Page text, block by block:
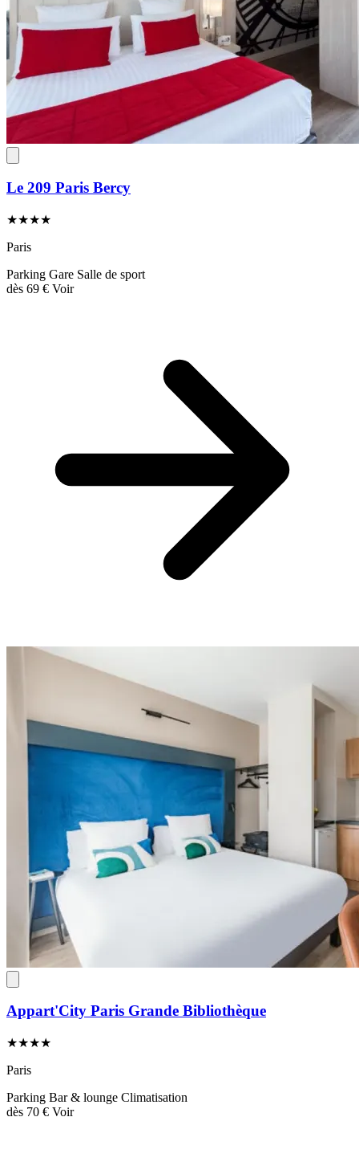
Le 209 Paris Bercy
★★★★
Paris
Parking Gare Salle de sport
dès 69 € Voir
Appart'City Paris Grande Bibliothèque
★★★★
Paris
Parking Bar & lounge Climatisation
dès 70 € Voir